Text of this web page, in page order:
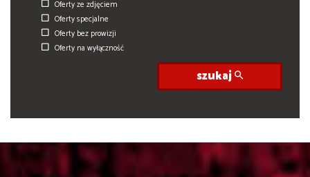
Oferty ze zdjęciem
Oferty specjalne
Oferty bez prowizji
Oferty na wyłączność
szukaj